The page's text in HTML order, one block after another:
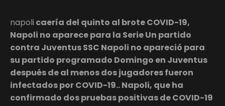
napoli caería del quinto al brote COVID-19,
Napoli no aparece para la Serie Un partido
contra Juventus SSC Napoli no apareció para
su partido programado Domingo en Juventus
después de al menos dos jugadores fueron
infectados por COVID-19.. Napoli, que ha
confirmado dos pruebas positivas de COVID-19